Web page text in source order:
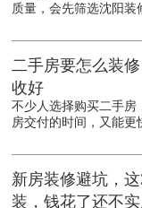
质量，会先筛选沈阳装
二手房要怎么装
收好
不少人选择购买二手房
房交付的时间，又能更
新房装修避坑，
装，钱花了还不实